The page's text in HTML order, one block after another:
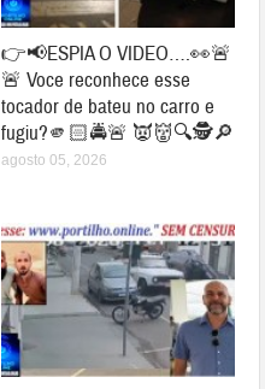
👉📢ESPIA O VIDEO….👀🚨
🚨 Voce reconhece esse
tocador de bateu no carro e
fugiu?🫵🏻🚔🚨 👿👹🔍🕵🔎
agosto 05, 2026